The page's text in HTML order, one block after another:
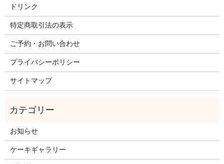
ドリンク
特定商取引法の表示
ご予約・お問い合わせ
プライバシーポリシー
サイトマップ
お知らせ
ケーキギャラリー